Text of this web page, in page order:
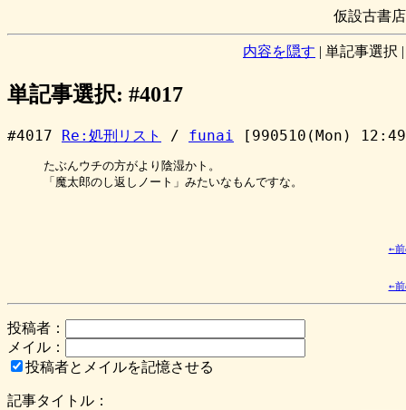
仮設古書店
内容を隠す | 単記事選択
単記事選択: #4017
#4017 Re:処刑リスト / funai [990510(Mon)
たぶんウチの方がより陰湿かト。
「魔太郎のし返しノート」みたいなもんですな。
←
←
投稿者：
メイル：
投稿者とメイルを記憶させる
記事タイトル：